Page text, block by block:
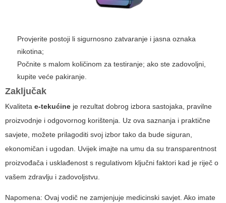
Provjerite postoji li sigurnosno zatvaranje i jasna oznaka
nikotina;
Počnite s malom količinom za testiranje; ako ste zadovoljni,
kupite veće pakiranje.
Zaključak
Kvaliteta e-tekućine je rezultat dobrog izbora sastojaka, pravilne
proizvodnje i odgovornog korištenja. Uz ova saznanja i praktične
savjete, možete prilagoditi svoj izbor tako da bude siguran,
ekonomičan i ugodan. Uvijek imajte na umu da su transparentnost
proizvođača i usklađenost s regulativom ključni faktori kad je riječ o
vašem zdravlju i zadovoljstvu.
Napomena: Ovaj vodič ne zamjenjuje medicinski savjet. Ako imate